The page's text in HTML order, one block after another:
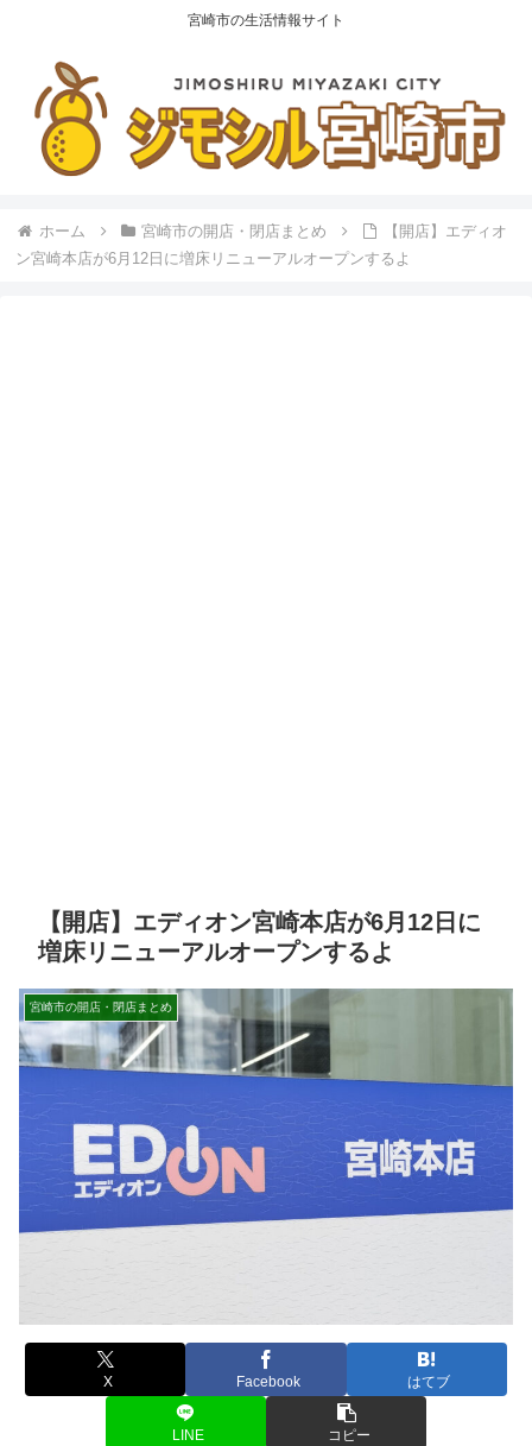
宮崎市の生活情報サイト
ホーム 宮崎市の開店・閉店まとめ
【開店】エディオ
ン宮崎本店が6月12日に増床リニューアルオープンするよ
【開店】エディオン宮崎本店が6月12日に
増床リニューアルオープンするよ
宮崎市の開店・閉店まとめ
X Facebook はてブ
LINE コピー